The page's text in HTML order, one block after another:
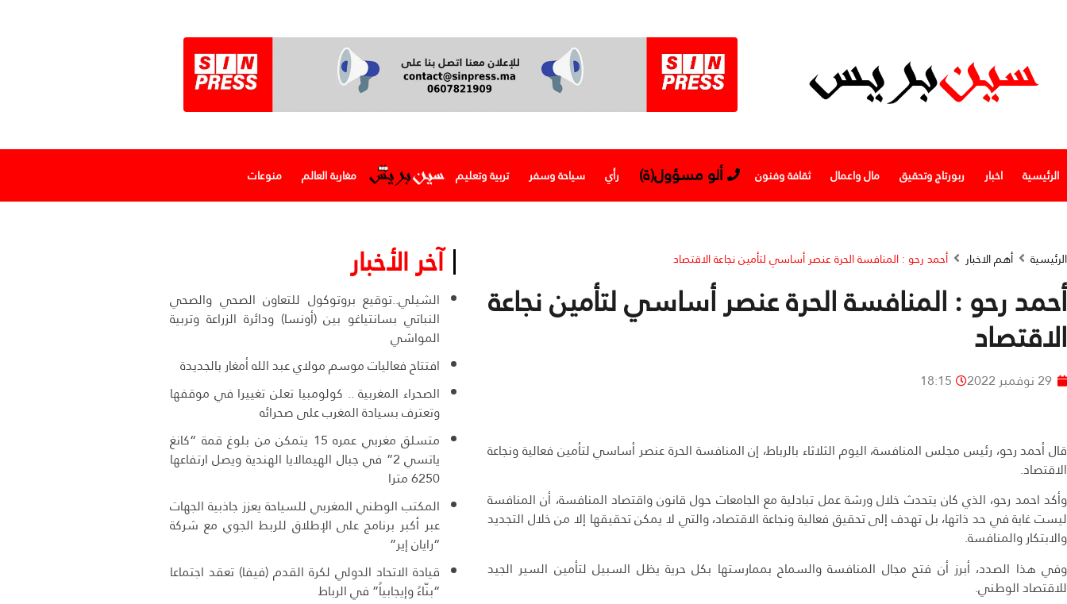
الرئيسية اخبار ربورتاج وتحقيق مال واعمال ثقافة وفنون ألو مسؤول(ة) رأي سياحة وسفر تربية وتعليم مغاربة العالم منوعات
الرئيسية أهم الاخبار أحمد رحو : المنافسة الحرة عنصر أساسي لتأمين نجاعة الاقتصاد
أحمد رحو : المنافسة الحرة عنصر أساسي لتأمين نجاعة
الاقتصاد
29 نوفمبر 2022 18:15
قال أحمد رحو، رئيس مجلس المنافسة، اليوم الثلاثاء بالرباط، إن المنافسة الحرة عنصر أساسي لتأمين فعالية ونجاعة
الاقتصاد.
وأكد احمد رحو، الذي كان يتحدث خلال ورشة عمل تبادلية مع الجامعات حول قانون واقتصاد المنافسة، أن المنافسة
ليست غاية في حد ذاتها، بل تهدف إلى تحقيق فعالية ونجاعة الاقتصاد، والتي لا يمكن تحقيقها إلا من خلال التجديد
والابتكار والمنافسة.
وفي هذا الصدد، أبرز أن فتح مجال المنافسة والسماح بممارستها بكل حرية يظل السبيل لتأمين السير الجيد
للاقتصاد الوطني.
آخر الأخبار
الشيلي..توقيع بروتوكول للتعاون الصحي والصحي
النباتي بسانتياغو بين (أونسا) ودائرة الزراعة وتربية
المواشي
افتتاح فعاليات موسم مولاي عبد الله أمغار بالجديدة
الصحراء المغربية .. كولومبيا تعلن تغييرا في موقفها
وتعترف بسيادة المغرب على صحرائه
متسلق مغربي عمره 15 يتمكن من بلوغ قمة “كانغ
ياتسي 2” في جبال الهيمالايا الهندية ويصل ارتفاعها
6250 مترا
المكتب الوطني المغربي للسياحة يعزز جاذبية الجهات
عبر أكبر برنامج على الإطلاق للربط الجوي مع شركة
“رايان إير”
قيادة الاتحاد الدولي لكرة القدم (فيفا) تعقد اجتماعا
“بنّاءً وإيجابياً” في الرباط